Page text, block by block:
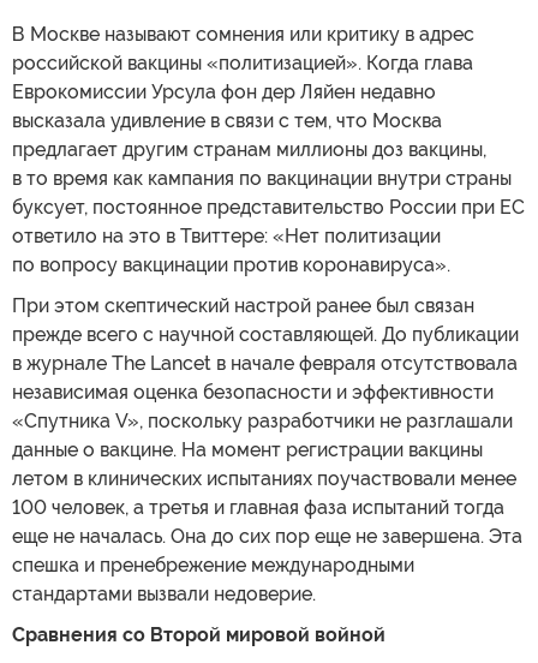
В Москве называют сомнения или критику в адрес
российской вакцины «политизацией». Когда глава
Еврокомиссии Урсула фон дер Ляйен недавно
высказала удивление в связи с тем, что Москва
предлагает другим странам миллионы доз вакцины,
в то время как кампания по вакцинации внутри страны
буксует, постоянное представительство России при ЕС
ответило на это в Твиттере: «Нет политизации
по вопросу вакцинации против коронавируса».
При этом скептический настрой ранее был связан
прежде всего с научной составляющей. До публикации
в журнале The Lancet в начале февраля отсутствовала
независимая оценка безопасности и эффективности
«Спутника V», поскольку разработчики не разглашали
данные о вакцине. На момент регистрации вакцины
летом в клинических испытаниях поучаствовали менее
100 человек, а третья и главная фаза испытаний тогда
еще не началась. Она до сих пор еще не завершена. Эта
спешка и пренебрежение международными
стандартами вызвали недоверие.
Сравнения со Второй мировой войной